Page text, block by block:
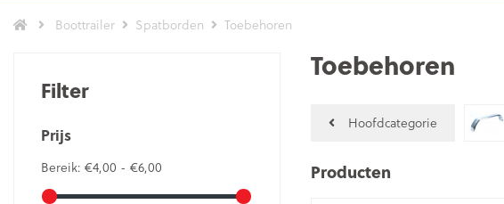
Boottrailer Spatborden Toebehoren
Filter
Prijs
Bereik: €4,00 - €6,00
Toebehoren
Hoofdcategorie
Producten